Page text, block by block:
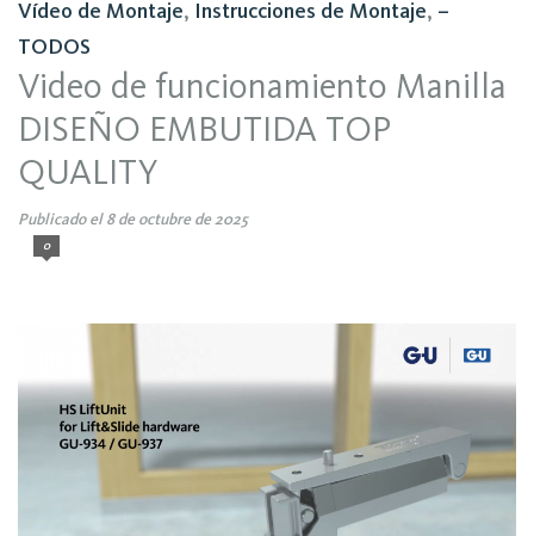
Vídeo de Montaje, Instrucciones de Montaje, –
TODOS
Video de funcionamiento Manilla
DISEÑO EMBUTIDA TOP
QUALITY
Publicado el 8 de octubre de 2025
0